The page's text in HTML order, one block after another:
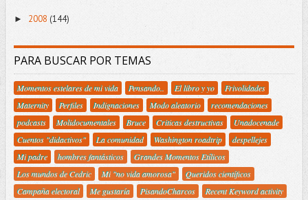
► 2008 (144)
PARA BUSCAR POR TEMAS
Momentos estelares de mi vida Pensando.. El libro y yo
Frivolidades
Maternity
Perfiles Indignaciones Modo aleatorio
recomendaciones
podcasts
Molidocumentales Bruce Criticas destructivas
Unadocenade
Cuentos "didactivos"
La comunidad Washington roadtrip
despellejes
Mi padre
hombres fantásticos
Grandes Momentos Etílicos
Los mundos de Cedric
Mi "no vida amorosa"
Queridos científicos
Campaña electoral
Me gustaría PisandoCharcos
Recent Keyword activity